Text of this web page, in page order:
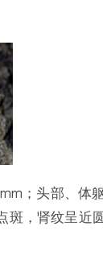
；头部、体
斑，肾纹呈近